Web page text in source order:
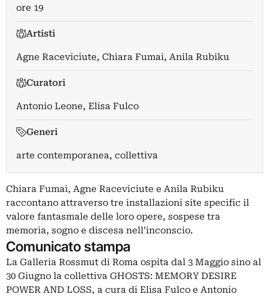
ore 19
Artisti
Agne Raceviciute, Chiara Fumai, Anila Rubiku
Curatori
Antonio Leone, Elisa Fulco
Generi
arte contemporanea, collettiva
Chiara Fumai, Agne Raceviciute e Anila Rubiku
raccontano attraverso tre installazioni site specific il
valore fantasmale delle loro opere, sospese tra
memoria, sogno e discesa nell’inconscio.
Comunicato stampa
La Galleria Rossmut di Roma ospita dal 3 Maggio sino al
30 Giugno la collettiva GHOSTS: MEMORY DESIRE
POWER AND LOSS, a cura di Elisa Fulco e Antonio